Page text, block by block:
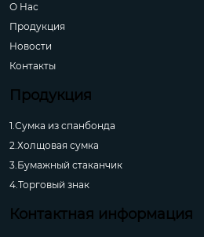
О Hас
Продукция
Новости
Контакты
Продукция
1.Сумка из спанбонда
2.Холщовая сумка
3.Бумажный стаканчик
4.Торговый знак
Контактная информация